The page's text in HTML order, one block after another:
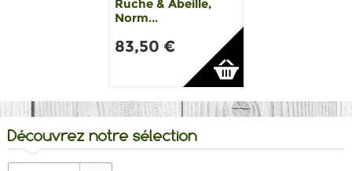
Ruche & Abeille,
Norm...
83,50 €
Découvrez notre sélection